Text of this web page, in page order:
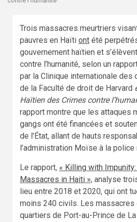
Trois massacres meurtriers
pauvres en Haïti ont été
gouvernement haïtien et
contre l’humanité, selon un
par la Clinique internationale des
de la Faculté de droit de Harvard
Haïtien des Crimes contre
rapport montre que les attaques
gangs ont été financées et
de l’État, allant de hauts
l’administration Moïse à la
Le rapport, « Killing with
Massacres in Haiti », analyse
lieu entre 2018 et 2020, qui ont
moins 240 civils. Les massacres
quartiers de Port-au-Prince de